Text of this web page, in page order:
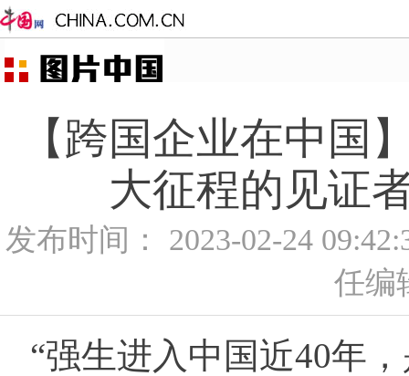
【跨国企业在中国
大征程的见证
发布时间： 2023-02-24
任编
“强生进入中国近40年